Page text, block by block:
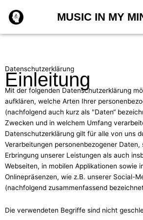
Inhalt
springen
MUSIC IN MY
Datenschutzerklärung
Einleitung
Mit der folgenden Datenschutzerklärung
aufklären, welche Arten Ihrer
(nachfolgend auch kurz als "Daten“
Zwecken und in welchem Umfang
Datenschutzerklärung gilt für alle von uns
Verarbeitungen personenbezogener Daten,
Erbringung unserer Leistungen als auch
Webseiten, in mobilen Applikationen sowie
Onlinepräsenzen, wie z.B. unserer Social-
(nachfolgend zusammenfassend
Die verwendeten Begriffe sind nicht